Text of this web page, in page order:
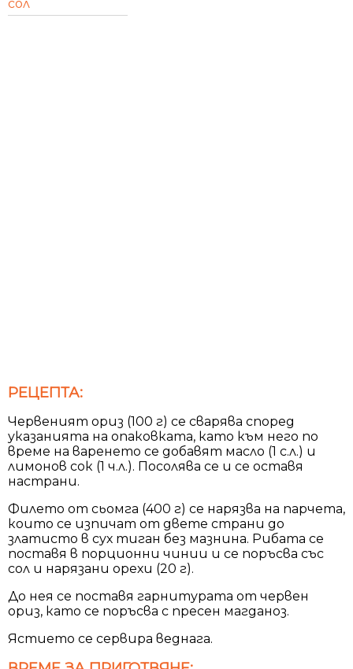
сол
РЕЦЕПТА:
Червеният ориз (100 г) се сварява според
указанията на опаковката, като към него по
време на варенето се добавят масло (1 с.л.) и
лимонов сок (1 ч.л.). Посолява се и се оставя
настрани.
Филето от сьомга (400 г) се нарязва на парчета,
които се изпичат от двете страни до
златисто в сух тиган без мазнина. Рибата се
поставя в порционни чинии и се поръсва със
сол и нарязани орехи (20 г).
До нея се поставя гарнитурата от червен
ориз, като се поръсва с пресен магданоз.
Ястието се сервира веднага.